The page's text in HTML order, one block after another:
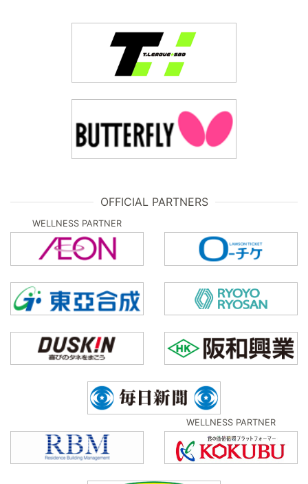
OFFICIAL PARTNERS
WELLNESS PARTNER
WELLNESS PARTNER